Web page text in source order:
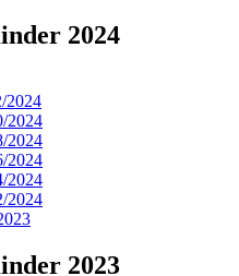
2024
2024
2024
2024
2024
2024
2024
2023